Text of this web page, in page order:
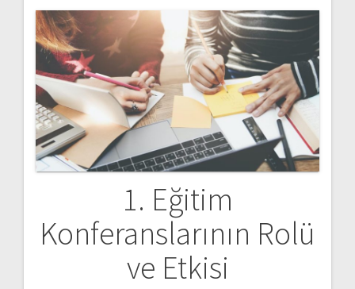
1. Eğitim
Konferanslarının Rolü
ve Etkisi